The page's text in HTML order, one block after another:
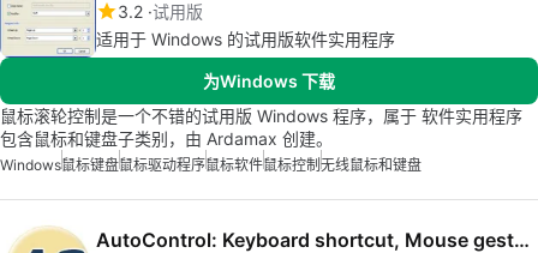
3.2 试用版
适用于 Windows 的试用版软件实用程序
为Windows 下载
鼠标滚轮控制是一个不错的试用版 Windows 程序，属于 软件实用程序
包含鼠标和键盘子类别，由 Ardamax 创建。
Windows鼠标键盘鼠标驱动程序鼠标软件鼠标控制 无线鼠标和键盘
AutoControl: Keyboard shortcut, Mouse gesture